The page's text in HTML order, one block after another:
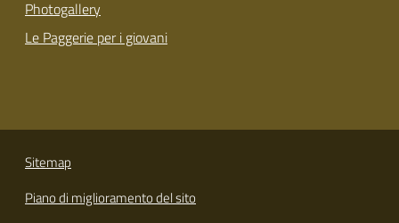
Photogallery
Le Paggerie per i giovani
Sitemap
Piano di miglioramento del sito